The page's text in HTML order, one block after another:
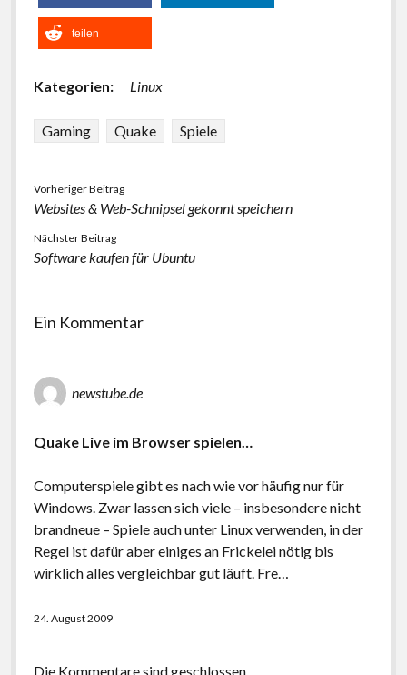
teilen
Kategorien: Linux
Gaming Quake Spiele
Vorheriger Beitrag
Websites & Web-Schnipsel gekonnt speichern
Nächster Beitrag
Software kaufen für Ubuntu
Ein Kommentar
newstube.de
Quake Live im Browser spielen…
Computerspiele gibt es nach wie vor häufig nur für
Windows. Zwar lassen sich viele – insbesondere nicht
brandneue – Spiele auch unter Linux verwenden, in der
Regel ist dafür aber einiges an Frickelei nötig bis
wirklich alles vergleichbar gut läuft. Fre…
24. August 2009
Die Kommentare sind geschlossen.